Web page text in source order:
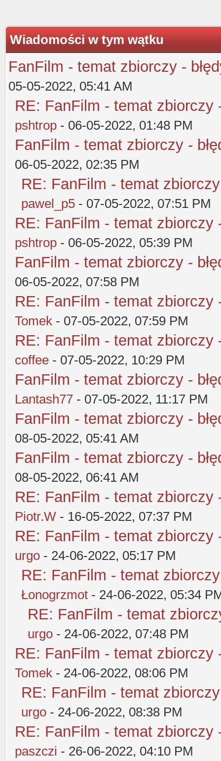
Wiadomości w tym wątku
FanFilm - temat zbiorczy -
05-05-2022, 05:41 AM
RE: FanFilm - temat zbiorczy
pshtrop - 06-05-2022, 01:48 PM
FanFilm - temat zbiorczy -
06-05-2022, 02:35 PM
RE: FanFilm - temat
pawel_p5 - 07-05-2022, 07:51 PM
RE: FanFilm - temat zbiorczy
pshtrop - 06-05-2022, 05:39 PM
FanFilm - temat zbiorczy -
06-05-2022, 07:58 PM
RE: FanFilm - temat zbiorczy
Tomek - 07-05-2022, 07:59 PM
RE: FanFilm - temat zbiorczy
coffee - 07-05-2022, 10:29 PM
FanFilm - temat zbiorczy -
Lantash77 - 07-05-2022, 11:17 PM
FanFilm - temat zbiorczy -
08-05-2022, 05:41 AM
FanFilm - temat zbiorczy -
08-05-2022, 06:41 AM
RE: FanFilm - temat zbiorczy
Piotr.W - 16-05-2022, 07:37 PM
RE: FanFilm - temat zbiorczy
urgo - 24-06-2022, 05:17 PM
RE: FanFilm - temat
Łonogrzmot - 24-06-2022, 05:34
RE: FanFilm - temat
urgo - 24-06-2022, 07:48 PM
RE: FanFilm - temat zbiorczy
Tomek - 24-06-2022, 08:06 PM
RE: FanFilm - temat
urgo - 24-06-2022, 08:38 PM
RE: FanFilm - temat zbiorczy
paszczi - 26-06-2022, 04:10 PM